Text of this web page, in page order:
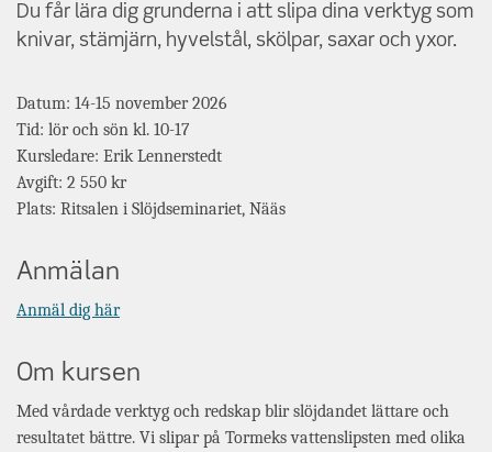
Du får lära dig grunderna i att slipa dina verktyg som
knivar, stämjärn, hyvelstål, skölpar, saxar och yxor.
Datum: 14-15 november 2026
Tid: lör och sön kl. 10-17
Kursledare: Erik Lennerstedt
Avgift: 2 550 kr
Plats: Ritsalen i Slöjdseminariet, Nääs
Anmälan
Anmäl dig här
Om kursen
Med vårdade verktyg och redskap blir slöjdandet lättare och
resultatet bättre. Vi slipar på Tormeks vattenslipsten med olika